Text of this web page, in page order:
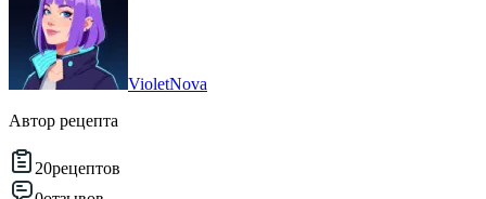
VioletNova
Автор рецепта
20рецептов